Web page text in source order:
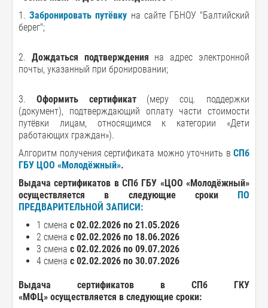
1.Забронировать путёвку на сайте ГБНОУ "Балтийский
берег";
2. Дождаться подтверждения на адрес электронной
почты, указанный при бронировании;
3. Оформить сертификат (меру соц. поддержки
(документ), подтверждающий оплату части стоимости
путёвки лицам, относящимся к категории «Дети
работающих граждан»).
Алгоритм получения сертификата можно уточнить в СПб
ГБУ ЦОО «Молодёжный».
Выдача сертификатов в СПб ГБУ «ЦОО «Молодёжный»
осуществляется в следующие сроки ПО
ПРЕДВАРИТЕЛЬНОЙ ЗАПИСИ:
1 смена с 02.02.2026 по 21.05.2026
2 смена с 02.02.2026 по 18.06.2026
3 смена с 02.02.2026 по 09.07.2026
4 смена с 02.02.2026 по 30.07.2026
Выдача сертификатов в СПб ГКУ
«МФЦ» осуществляется в следующие сроки: